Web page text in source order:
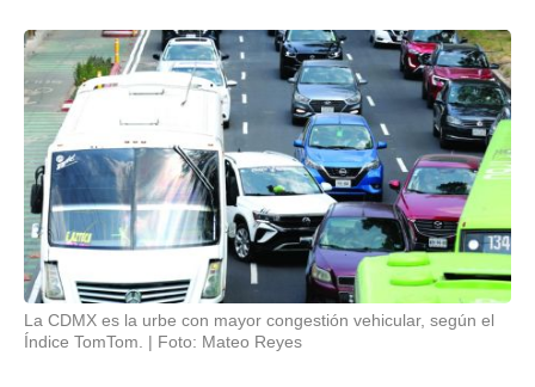
La CDMX es la urbe con mayor congestión vehicular, según el
Índice TomTom.
Foto: Mateo Reyes